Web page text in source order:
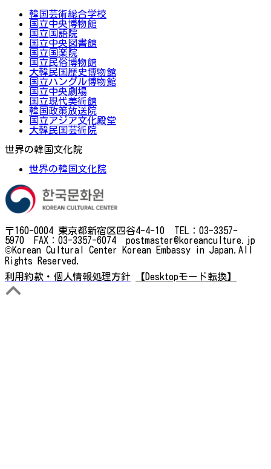
韓国芸術総合学校
国立中央博物館
国立国語院
国立中央図書館
国立国楽院
国立民俗博物館
大韓民国歴史博物館
国立ハングル博物館
国立中央劇場
国立現代美術館
韓国政策放送院
国立アジア文化殿堂
大韓民国芸術院
世界の韓国文化院
世界の韓国文化院
〒160-0004 東京都新宿区四谷4-4-10 TEL：03-3357-
5970 FAX：03-3357-6074 postmaster@koreanculture.jp
©Korean Cultural Center Korean Embassy in Japan.All
Rights Reserved.
利用約款・個人情報処理方針
【Desktopモード転換】